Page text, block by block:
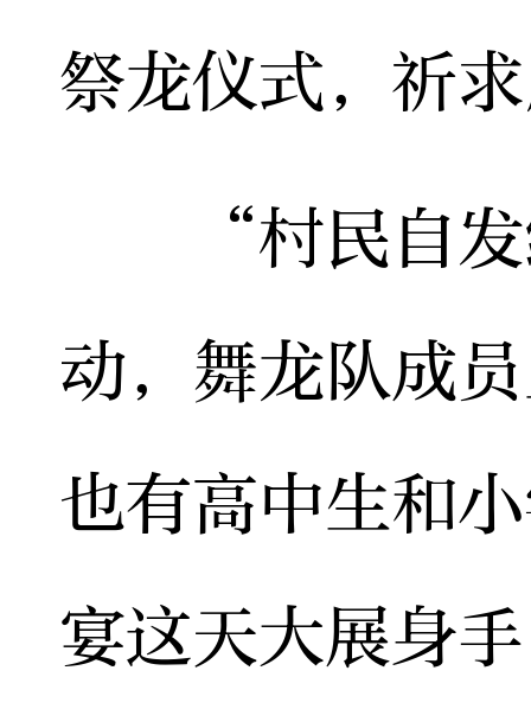
祭龙仪式，祈
“村民自发
动，舞龙队成
也有高中生和
宴这天大展身